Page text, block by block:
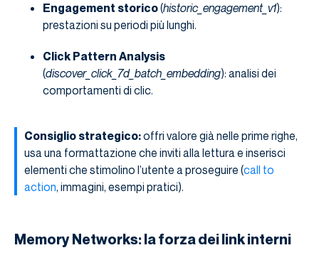
Engagement storico(historic_engagement_v1):
prestazioni su periodi più lunghi.
Click Pattern Analysis
(discover_click_7d_batch_embedding): analisi dei
comportamenti di clic.
Consiglio strategico:offri valore già nelle prime righe,
usa una formattazione che inviti alla lettura e inserisci
elementi che stimolino l’utente a proseguire (call to
action, immagini, esempi pratici).
Memory Networks: la forza dei link interni